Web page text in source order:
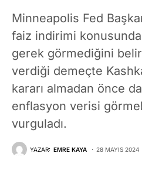
Minneapolis Fed
faiz indirimi
gerek görmediğini
verdiği demeçte
kararı almadan önce
enflasyon verisi
vurguladı.
YAZAR: EMRE KAYA 28 MAYIS 2024